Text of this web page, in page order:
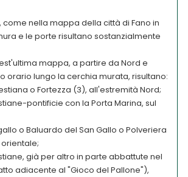
come nella mappa della città di Fano in
mura e le porte risultano sostanzialmente
mappa, a partire da Nord e
orario lungo la cerchia murata, risultano:
o Fortezza (3), all'estremità Nord;
pontificie con la Porta Marina, sul
o Baluardo del San Gallo o Polveriera
già per altro in parte abbattute nel
adiacente al "Gioco del Pallone"),